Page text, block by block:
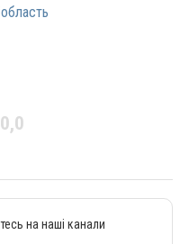
0,0
на наші канали